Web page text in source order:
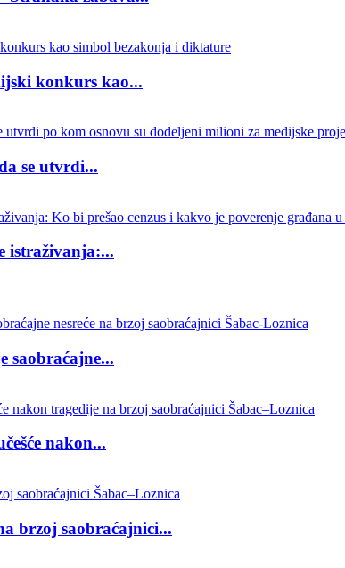
konkurs kao...
se utvrdi...
istraživanja:...
saobraćajne...
nakon...
brzoj saobraćajnici...